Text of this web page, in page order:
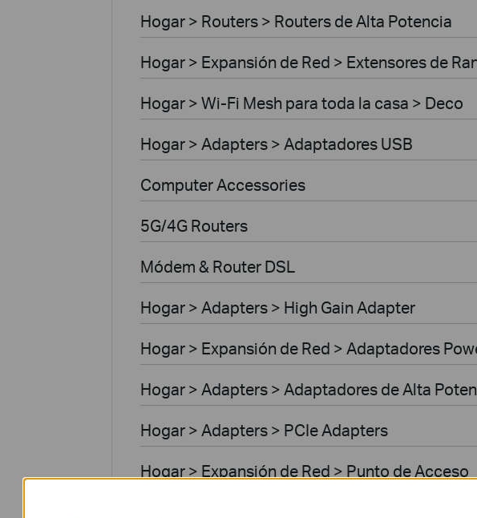
Hogar > Routers > Routers de Alta Potencia
Hogar > Expansión de Red > Extensores de
Hogar > Wi-Fi Mesh para toda la casa > Deco
Hogar > Adapters > Adaptadores USB
Computer Accessories
5G/4G Routers
Módem & Router DSL
Hogar > Adapters > High Gain Adapter
Hogar > Expansión de Red > Adaptadores
Hogar > Adapters > Adaptadores de Alta
Hogar > Adapters > PCIe Adapters
Hogar > Expansión de Red > Punto de Acceso